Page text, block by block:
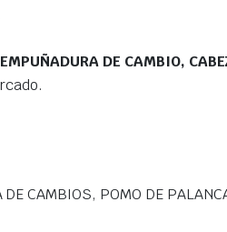
DE CAMBIO,
CAMBIOS, POMO DE